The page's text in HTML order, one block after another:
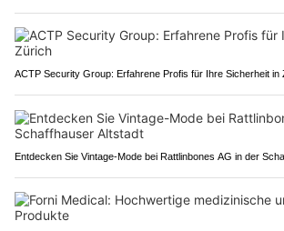
ACTP Security Group: Erfahrene Profis für Ihre Sicherheit in
Entdecken Sie Vintage-Mode bei Rattlinbones AG in der